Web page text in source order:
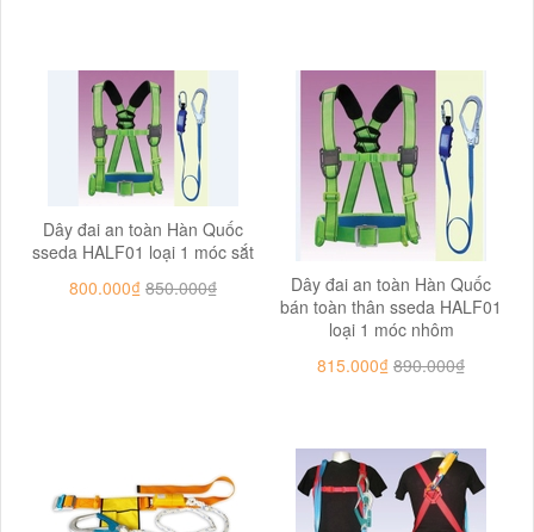
Dây đai an toàn Hàn Quốc
sseda HALF01 loại 1 móc sắt
800.000₫ 850.000₫
Dây đai an toàn Hàn Quốc
bán toàn thân sseda HALF01
loại 1 móc nhôm
815.000₫ 890.000₫